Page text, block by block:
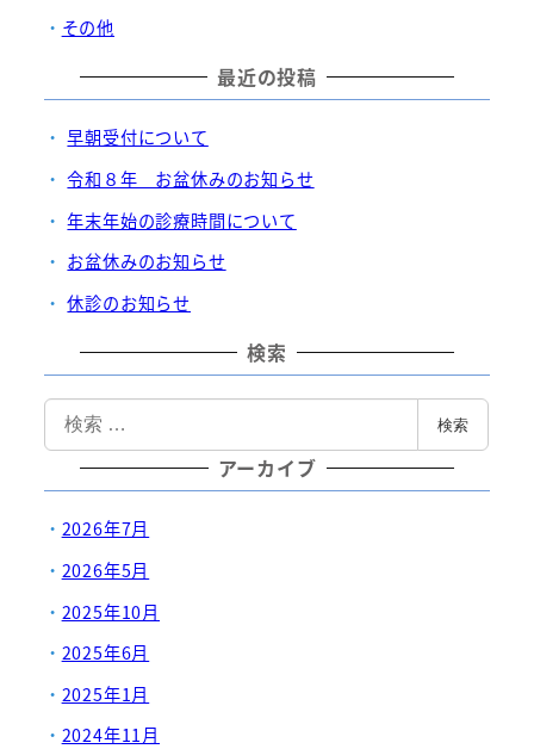
その他
最近の投稿
早朝受付について
令和８年 お盆休みのお知らせ
年末年始の診療時間について
お盆休みのお知らせ
休診のお知らせ
検索
索
検索
アーカイブ
2026年7月
2026年5月
2025年10月
2025年6月
2025年1月
2024年11月